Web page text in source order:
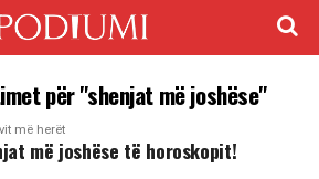
për "shenjat më joshëse"
më herët
më joshëse të horoskopit!